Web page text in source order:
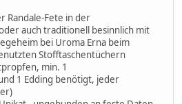
Randale-Fete in der
auch traditionell besinnlich mit
bei Uroma Erna beim
Stofftaschentüchern
min. 1
1 Edding benötigt, jeder